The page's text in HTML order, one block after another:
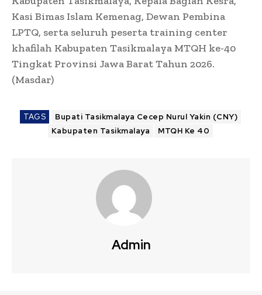
Kasi Bimas Islam Kemenag, Dewan Pembina
LPTQ, serta seluruh peserta training center
khafilah Kabupaten Tasikmalaya MTQH ke-40
Tingkat Provinsi Jawa Barat Tahun 2026.
(Masdar)
TAGS
Bupati Tasikmalaya Cecep Nurul Yakin (CNY)
Kabupaten Tasikmalaya
MTQH Ke 40
Admin